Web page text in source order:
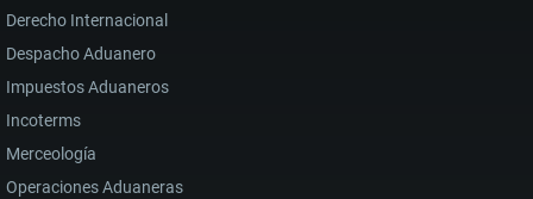
Derecho Internacional
Despacho Aduanero
Impuestos Aduaneros
Incoterms
Merceología
Operaciones Aduaneras